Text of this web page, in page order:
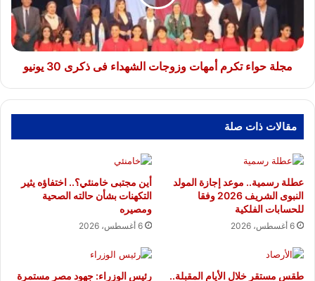
الشهداء
ذكرى
30
يونيومجلة حواء تكرم أمهات وزوجات الشهداء فى ذكرى 30 يونيو
مقالات ذات صلة
عطلة رسمية.. موعد إجازة المولد
النبوى الشريف 2026 وفقا
للحسابات الفلكية
6 أغسطس، 2026
أين مجتبى خامنئي؟.. اختفاؤه يثير
التكهنات بشأن حالته الصحية
ومصيره
6 أغسطس، 2026
طقس مستقر خلال الأيام المقبلة..
رئيس الوزراء: جهود مصر مستمرة